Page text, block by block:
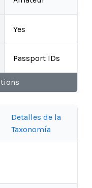
Yes
Passport IDs
Detalles de la
Taxonomía